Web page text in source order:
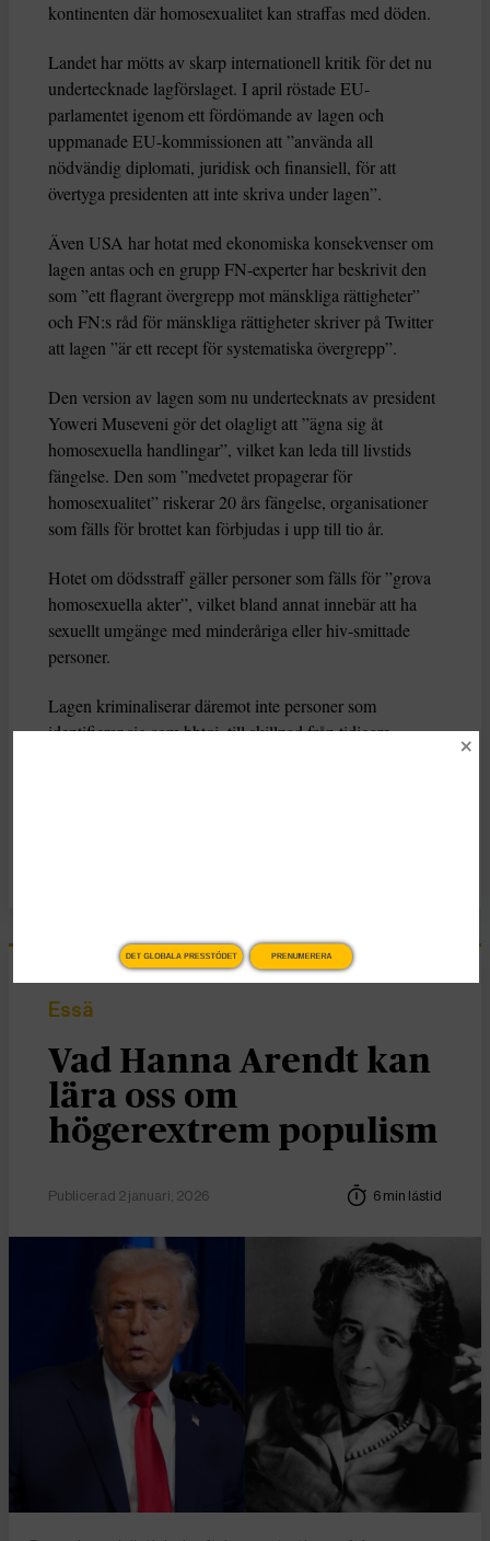
kontinenten där homosexualitet kan straffas med döden.
Landet har mötts av skarp internationell kritik för det nu
undertecknade lagförslaget. I april röstade EU-
parlamentet igenom ett fördömande av lagen och
uppmanade EU-kommissionen att ”använda all
nödvändig diplomati, juridisk och finansiell, för att
övertyga presidenten att inte skriva under lagen”.
Även USA har hotat med ekonomiska konsekvenser om
lagen antas och en grupp FN-experter har beskrivit den
som ”ett flagrant övergrepp mot mänskliga rättigheter”
och FN:s råd för mänskliga rättigheter skriver på Twitter
att lagen ”är ett recept för systematiska övergrepp”.
Den version av lagen som nu undertecknats av president
Yoweri Museveni gör det olagligt att ”ägna sig åt
homosexuella handlingar”, vilket kan leda till livstids
fängelse. Den som ”medvetet propagerar för
homosexualitet” riskerar 20 års fängelse, organisationer
som fälls för brottet kan förbjudas i upp till tio år.
Hotet om dödsstraff gäller personer som fälls för ”grova
homosexuella akter”, vilket bland annat innebär att ha
sexuellt umgänge med minderåriga eller hiv-smittade
personer.
Lagen kriminaliserar däremot inte personer som
identifierar sig som hbtqi, till skillnad från tidigare
Essä
Vad Hanna Arendt kan
lära oss om
högerextrem populism
Publicerad 2 januari, 2026 6 min lästid
DET GLOBALA PRESSTÖDET PRENUMERERA